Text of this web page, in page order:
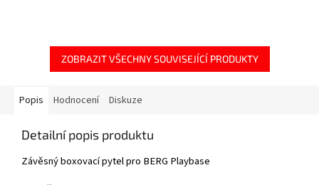
ZOBRAZIT VŠECHNY SOUVISEJÍCÍ PRODUKTY
Popis Hodnocení Diskuze
Detailní popis produktu
Závěsný boxovací pytel pro BERG Playbase